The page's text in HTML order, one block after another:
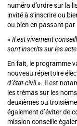
numéro d’ordre sur la
invité à s’inscrire ou
ou bien en passant par
« Il est vivement
sont inscrits sur les
En fait, le programme
nouveau répertoire
d’état-civil». Il est
les trémas sur les
deuxièmes ou
également d’éviter de
mission conseille